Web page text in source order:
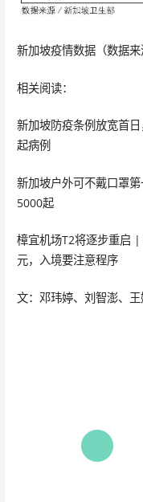
新加坡疫情数据（数据来
相关阅读：
新加坡防疫条例放宽首
起病例
新加坡户外可不戴口罩
5000起
樟宜机场T2将逐步重启
元，入境要注意程序
文：邓玮婷、刘智澎、